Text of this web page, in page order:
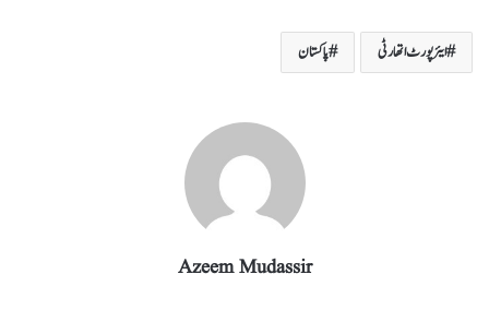
ts
A
bo
ok
tte
r
ail ایئرپورٹ اتھارٹی پاکستان
Azeem Mudassir